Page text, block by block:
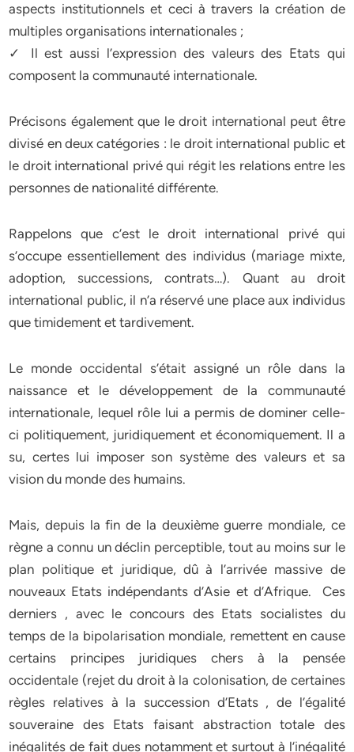
aspects institutionnels et ceci à travers la création de
multiples organisations internationales ;
✓ Il est aussi l’expression des valeurs des Etats qui
composent la communauté internationale.
Précisons également que le droit international peut être
divisé en deux catégories : le droit international public et
le droit international privé qui régit les relations entre les
personnes de nationalité différente.
Rappelons que c’est le droit international privé qui
s’occupe essentiellement des individus (mariage mixte,
adoption, successions, contrats…). Quant au droit
international public, il n’a réservé une place aux individus
que timidement et tardivement.
Le monde occidental s’était assigné un rôle dans la
naissance et le développement de la communauté
internationale, lequel rôle lui a permis de dominer celle-
ci politiquement, juridiquement et économiquement. Il a
su, certes lui imposer son système des valeurs et sa
vision du monde des humains.
Mais, depuis la fin de la deuxième guerre mondiale, ce
règne a connu un déclin perceptible, tout au moins sur le
plan politique et juridique, dû à l’arrivée massive de
nouveaux Etats indépendants d’Asie et d’Afrique. Ces
derniers , avec le concours des Etats socialistes du
temps de la bipolarisation mondiale, remettent en cause
certains principes juridiques chers à la pensée
occidentale (rejet du droit à la colonisation, de certaines
règles relatives à la succession d’Etats , de l’égalité
souveraine des Etats faisant abstraction totale des
inégalités de fait dues notamment et surtout à l’inégalité